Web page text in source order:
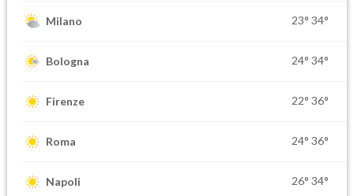
Milano 23° 34°
Bologna 24° 34°
Firenze 22° 36°
Roma 24° 36°
Napoli 26° 34°